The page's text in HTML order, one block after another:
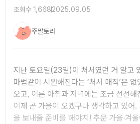
조회수 1,6682025.09.05
주말토리
아티클 본문
지난 토요일(23일)이 처서였던 거 알고
마법같이 시원해진다는 ‘처서 매직’은
오고, 이른 아침과 저녁에는 조금 선선해
이제 곧 가을이 오겠구나 생각하고 있어
을 보내줄 준비를 해야지! 추운 가을·겨